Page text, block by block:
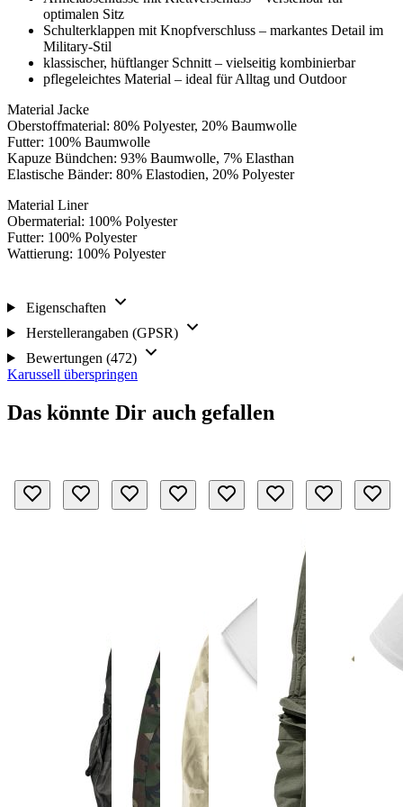
optimalen Sitz
Schulterklappen mit Knopfverschluss – markantes Detail im
Military-Stil
klassischer, hüftlanger Schnitt – vielseitig kombinierbar
pflegeleichtes Material – ideal für Alltag und Outdoor
Material Jacke
Oberstoffmaterial: 80% Polyester, 20% Baumwolle
Futter: 100% Baumwolle
Kapuze Bündchen: 93% Baumwolle, 7% Elasthan
Elastische Bänder: 80% Elastodien, 20% Polyester
Material Liner
Obermaterial: 100% Polyester
Futter: 100% Polyester
Wattierung: 100% Polyester
Eigenschaften
Herstellerangaben (GPSR)
Bewertungen (472)
Karussell überspringen
Das könnte Dir auch gefallen